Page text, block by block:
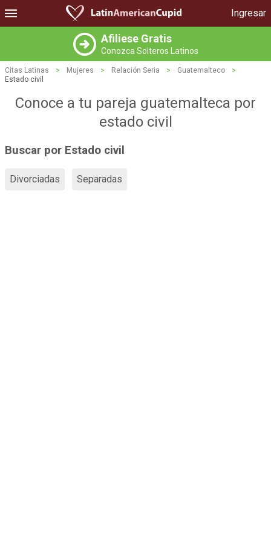
Ingresar
Afiliese Gratis
Conozca Solteros Latinos
Citas Latinas > Mujeres > Relación Seria > Guatemalteco
>
Estado civil
Conoce a tu pareja guatemalteca por
estado civil
Buscar por Estado civil
Divorciadas Separadas